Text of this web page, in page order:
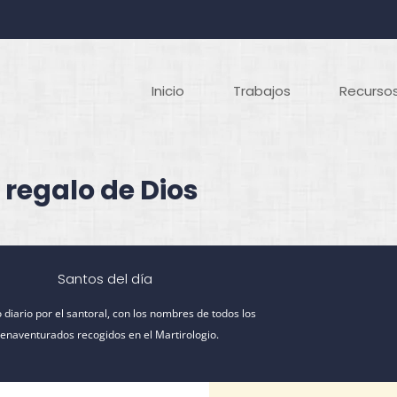
de Dios
Inicio Trabajos
Santos del día
diario por el santoral, con los nombres de todos los
recogidos en el Martirologio.